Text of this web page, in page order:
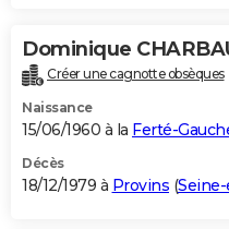
Dominique
Créer une cagnotte obsèques
Naissance
15/06/1960 à la Ferté-
Décès
18/12/1979 à Provins (